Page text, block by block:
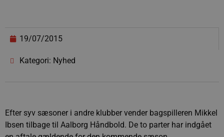
19/07/2015
Kategori: Nyhed
Efter syv sæsoner i andre klubber vender bagspilleren Mikkel
Ibsen tilbage til Aalborg Håndbold. De to parter har indgået